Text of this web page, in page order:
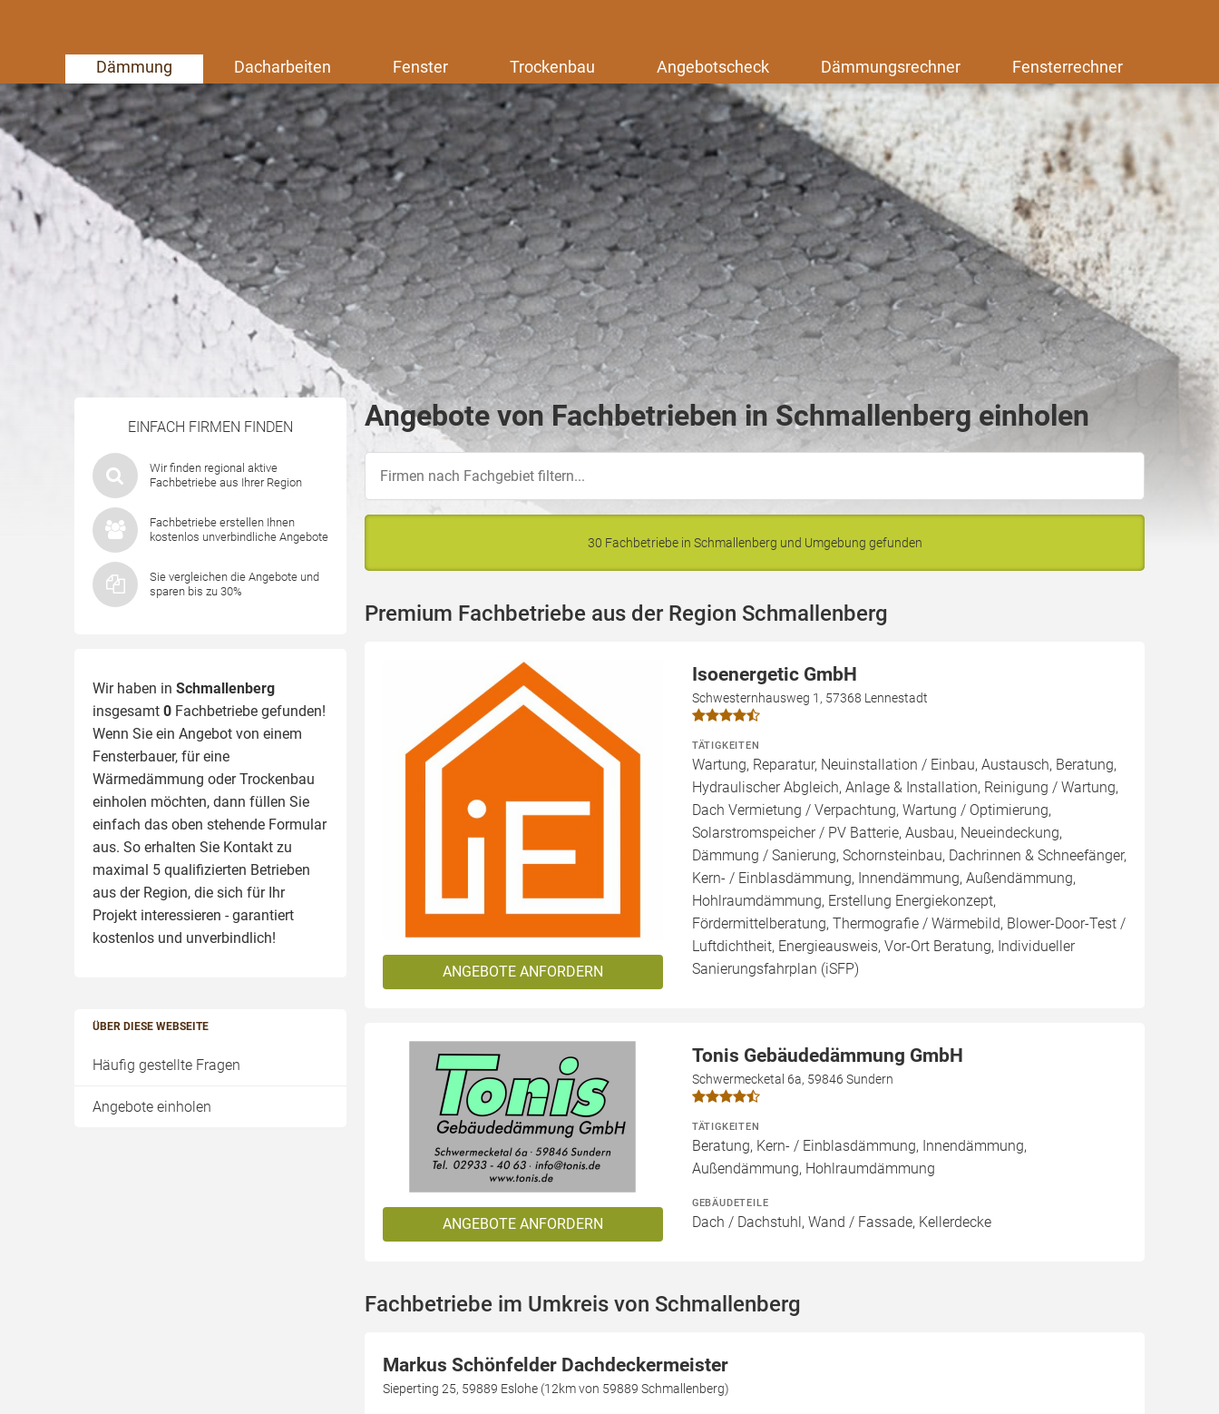
Dämmung Dacharbeiten Fenster Trockenbau Angebotscheck Dämmungsrechner Fensterrechner
EINFACH FIRMEN FINDEN
Wir finden regional aktive
Fachbetriebe aus Ihrer Region
Fachbetriebe erstellen Ihnen
kostenlos unverbindliche Angebote
Sie vergleichen die Angebote und
sparen bis zu 30%
Wir haben in Schmallenberg
insgesamt 0 Fachbetriebe gefunden!
Wenn Sie ein Angebot von einem
Fensterbauer, für eine
Wärmedämmung oder Trockenbau
einholen möchten, dann füllen Sie
einfach das oben stehende Formular
aus. So erhalten Sie Kontakt zu
maximal 5 qualifizierten Betrieben
aus der Region, die sich für Ihr
Projekt interessieren - garantiert
kostenlos und unverbindlich!
ÜBER DIESE WEBSEITE
Häufig gestellte Fragen
Angebote einholen
Angebote von Fachbetrieben in Schmallenberg einholen
30 Fachbetriebe in Schmallenberg und Umgebung gefunden
Premium Fachbetriebe aus der Region Schmallenberg
ANGEBOTE ANFORDERN
Isoenergetic GmbH
Schwesternhausweg 1, 57368 Lennestadt
TÄTIGKEITEN
Wartung, Reparatur, Neuinstallation / Einbau, Austausch, Beratung,
Hydraulischer Abgleich, Anlage & Installation, Reinigung / Wartung,
Dach Vermietung / Verpachtung, Wartung / Optimierung,
Solarstromspeicher / PV Batterie, Ausbau, Neueindeckung,
Dämmung / Sanierung, Schornsteinbau, Dachrinnen & Schneefänger,
Kern- / Einblasdämmung, Innendämmung, Außendämmung,
Hohlraumdämmung, Erstellung Energiekonzept,
Fördermittelberatung, Thermografie / Wärmebild, Blower-Door-Test /
Luftdichtheit, Energieausweis, Vor-Ort Beratung, Individueller
Sanierungsfahrplan (iSFP)
ANGEBOTE ANFORDERN
Tonis Gebäudedämmung GmbH
Schwermecketal 6a, 59846 Sundern
TÄTIGKEITEN
Beratung, Kern- / Einblasdämmung, Innendämmung,
Außendämmung, Hohlraumdämmung
GEBÄUDETEILE
Dach / Dachstuhl, Wand / Fassade, Kellerdecke
Fachbetriebe im Umkreis von Schmallenberg
Markus Schönfelder Dachdeckermeister
Sieperting 25, 59889 Eslohe (12km von 59889 Schmallenberg)